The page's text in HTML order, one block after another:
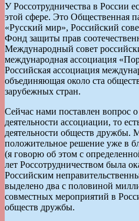
У Россотрудничества в России
этой сфере. Это Общественная
«Русский мир», Российский
Фонд защиты прав
Международный совет
международная ассоциация
Российская ассоциация
объединяющая около ста
зарубежных стран.
Сейчас нами поставлен вопрос
деятельности ассоциации, то
деятельности обществ дружбы.
положительное решение уже в
(я говорю об этом с
лет Россотрудничеством была
Российским
выделено два с половиной
совместных мероприятий в
обществ дружбы.